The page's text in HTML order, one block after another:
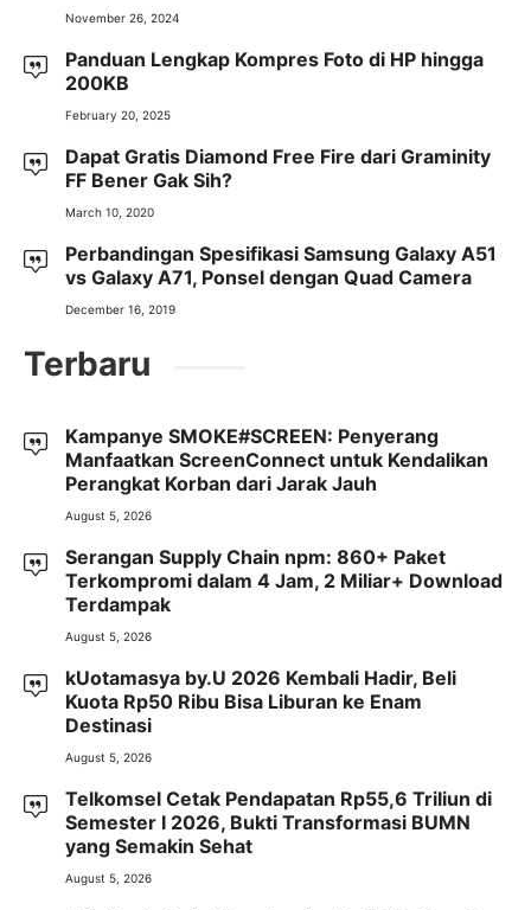
November 26, 2024
Panduan Lengkap Kompres Foto di HP hingga
200KB
February 20, 2025
Dapat Gratis Diamond Free Fire dari Graminity
FF Bener Gak Sih?
March 10, 2020
Perbandingan Spesifikasi Samsung Galaxy A51
vs Galaxy A71, Ponsel dengan Quad Camera
December 16, 2019
Terbaru
Kampanye SMOKE#SCREEN: Penyerang
Manfaatkan ScreenConnect untuk Kendalikan
Perangkat Korban dari Jarak Jauh
August 5, 2026
Serangan Supply Chain npm: 860+ Paket
Terkompromi dalam 4 Jam, 2 Miliar+ Download
Terdampak
August 5, 2026
kUotamasya by.U 2026 Kembali Hadir, Beli
Kuota Rp50 Ribu Bisa Liburan ke Enam
Destinasi
August 5, 2026
Telkomsel Cetak Pendapatan Rp55,6 Triliun di
Semester I 2026, Bukti Transformasi BUMN
yang Semakin Sehat
August 5, 2026